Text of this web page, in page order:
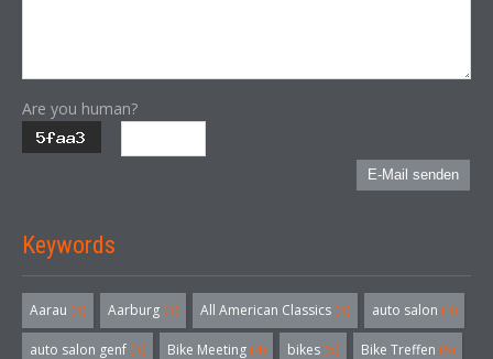
Are you human?
E-Mail senden
Keywords
Aarau (3) Aarburg (3) All American Classics (3) auto salon (3)
auto salon genf (3) Bike Meeting (4) bikes (5) Bike Treffen (5)